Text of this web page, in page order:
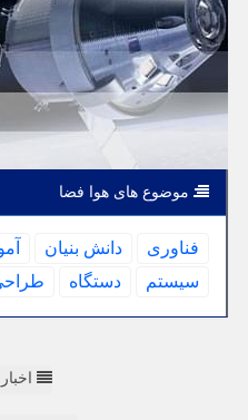
موضوع های هوا فضا
فناوری دانش بنیان
سیستم
دستگاه